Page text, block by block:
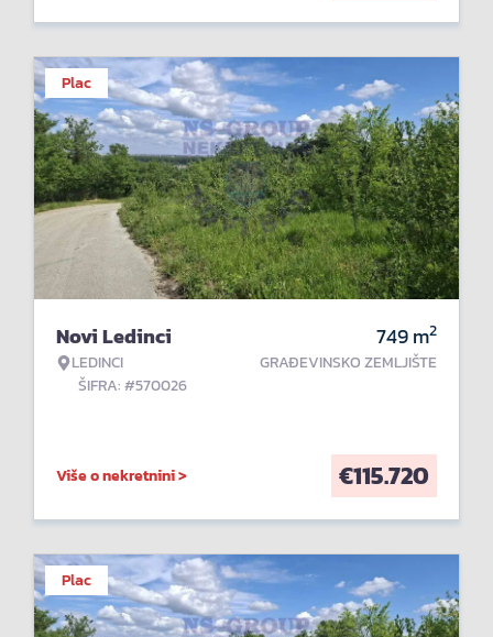
Plac
Novi Ledinci
LEDINCI
ŠIFRA: #570026
749m2
GRAĐEVINSKO ZEMLJIŠTE
Više o nekretnini > €115.720
Plac